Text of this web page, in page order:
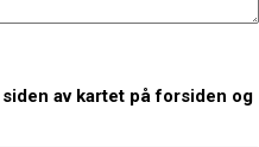
av kartet på forsiden og